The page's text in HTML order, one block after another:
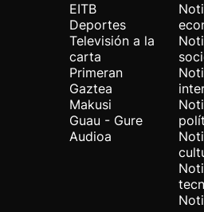
EITB
Deportes
Televisión a la
carta
Primeran
Gaztea
Makusi
Guau - Gure
Audioa